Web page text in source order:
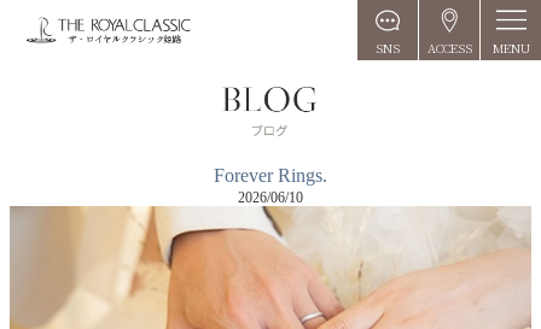
SNS ACCESS MENU
Forever Rings.
2026/06/10